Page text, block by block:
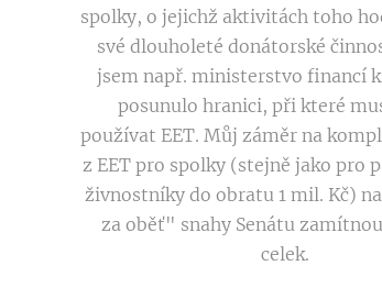
spolky, o jejichž aktivitách toho
své dlouholeté donátorské
jsem např. ministerstvo financí
posunulo hranici, při které
používat EET. Můj záměr na
z EET pro spolky (stejně jako pro
živnostníky do obratu 1 mil. Kč)
za oběť" snahy Senátu
celek.